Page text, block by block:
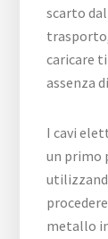
scarto
caricare
assenza
I cavi
un primo
metallo